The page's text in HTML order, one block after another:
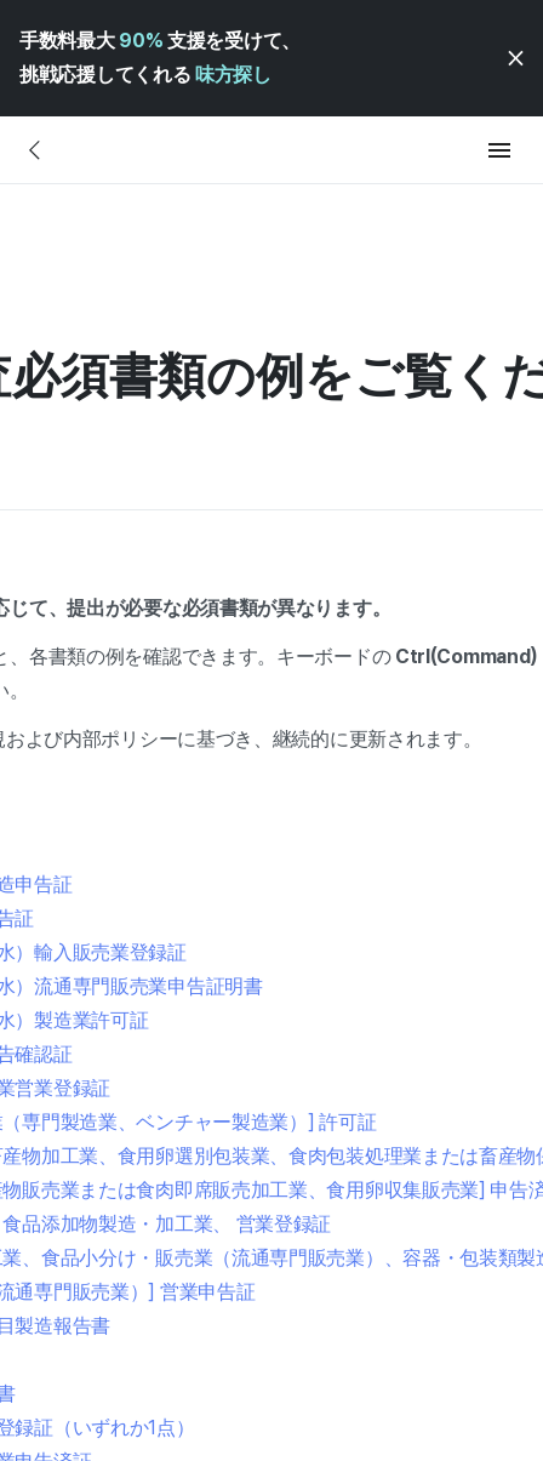
手数料最大 90% 支援を受けて、
挑戦応援してくれる 味方探し
須書類の例をご覧く
て、提出が必要な必須書類が異なります。
、各書類の例を確認できます。キーボードの Ctrl(Command)
よび内部ポリシーに基づき、継続的に更新されます。
申告証
証
）輸入販売業登録証
）流通専門販売業申告証明書
）製造業許可証
確認証
営業登録証
専門製造業、ベンチャー製造業）] 許可証
物加工業、食用卵選別包装業、食肉包装処理業または畜産物
販売業または食肉即席販売加工業、食用卵収集販売業] 申告
品添加物製造・加工業、 営業登録証
、食品小分け・販売業（流通専門販売業）、容器・包装類
通専門販売業）] 営業申告証
製造報告書
録証（いずれか1点）